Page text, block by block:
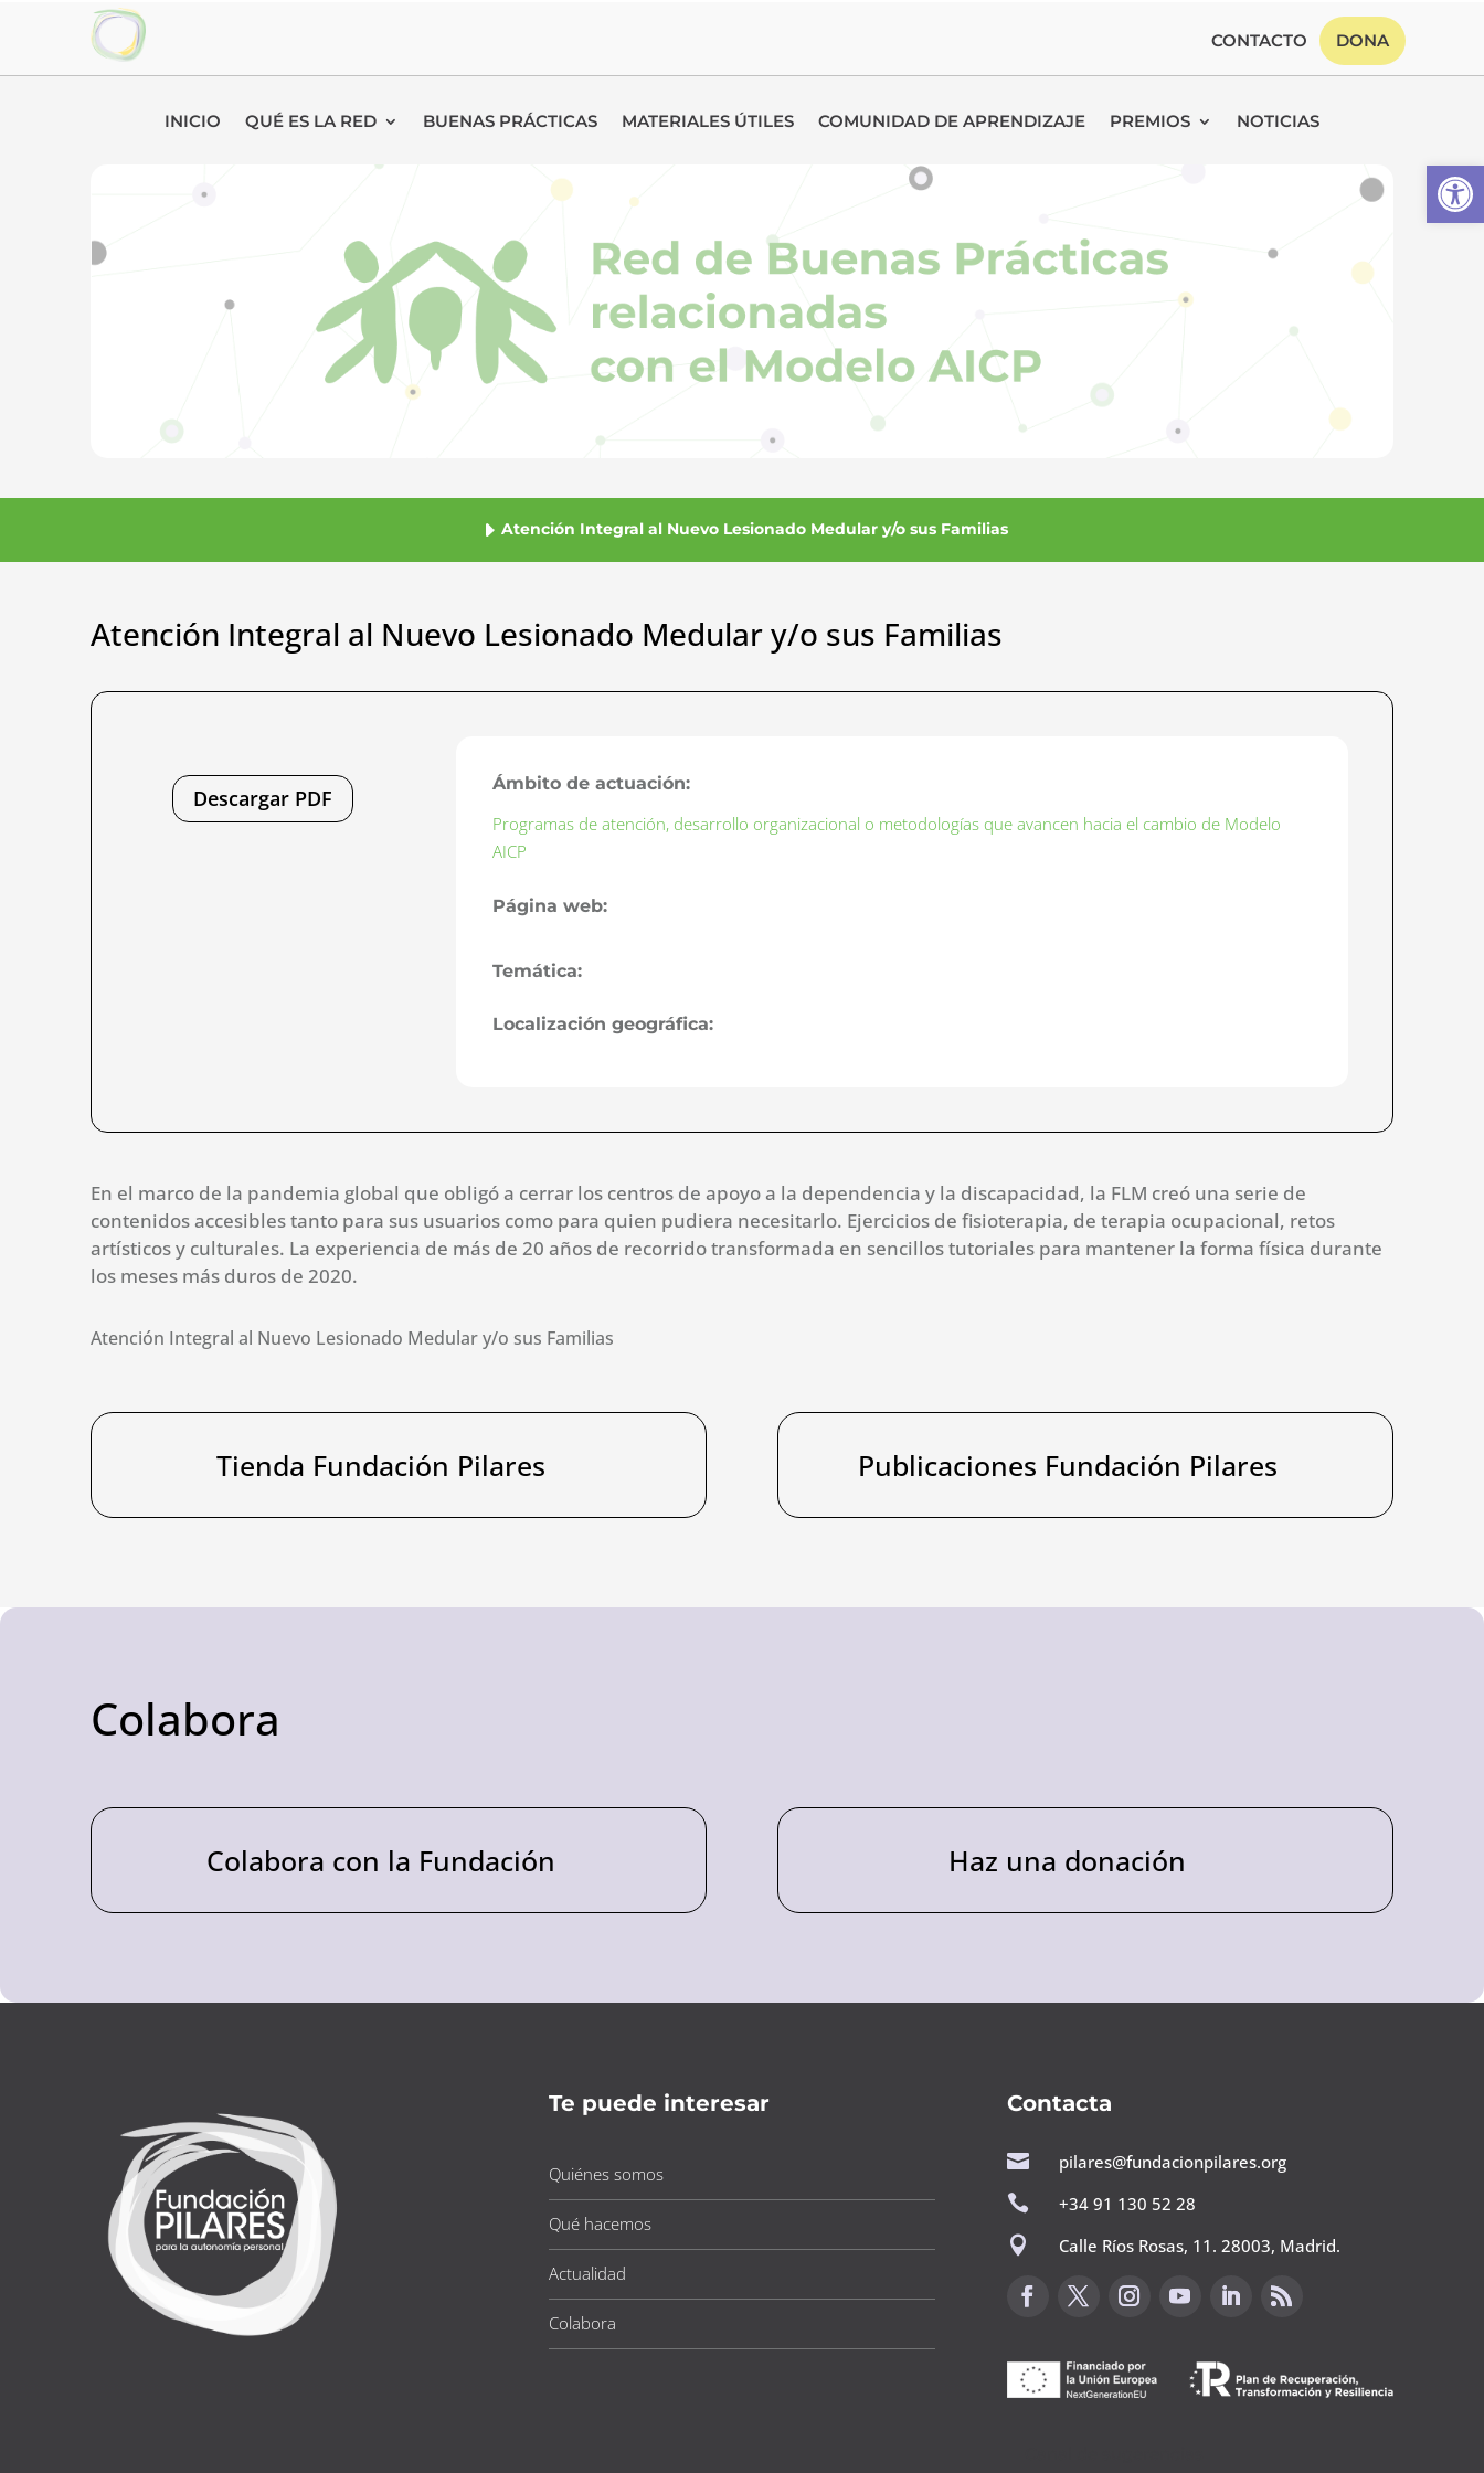
CONTACTO DONA
INICIO QUÉ ES LA RED BUENAS PRÁCTICAS MATERIALES ÚTILES COMUNIDAD DE APRENDIZAJE PREMIOS NOTICIAS
Atención Integral al Nuevo Lesionado Medular y/o sus Familias
Atención Integral al Nuevo Lesionado Medular y/o sus Familias
Descargar PDF
Ámbito de actuación:
Programas de atención, desarrollo organizacional o metodologías que avancen hacia el cambio de Modelo
AICP
Página web:
Temática:
Localización geográfica:
En el marco de la pandemia global que obligó a cerrar los centros de apoyo a la dependencia y la discapacidad, la FLM creó una serie de
contenidos accesibles tanto para sus usuarios como para quien pudiera necesitarlo. Ejercicios de fisioterapia, de terapia ocupacional, retos
artísticos y culturales. La experiencia de más de 20 años de recorrido transformada en sencillos tutoriales para mantener la forma física durante
los meses más duros de 2020.
Atención Integral al Nuevo Lesionado Medular y/o sus Familias
Tienda Fundación Pilares Publicaciones Fundación Pilares
Colabora
Colabora con la Fundación Haz una donación
Te puede interesar
Quiénes somos
Qué hacemos
Actualidad
Colabora
Contacta

pilares@fundacionpilares.org

+34 91 130 52 28

Calle Ríos Rosas, 11. 28003, Madrid.